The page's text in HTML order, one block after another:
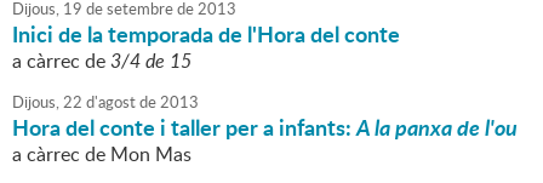
Dijous, 19 desetembrede2013
Inici de la temporada de l'Hora del conte
a càrrec de3/4 de 15
Dijous,22 d'agostde2013
Hora del conte i taller per a infants:A la panxa de l'ou
a càrrec de Mon Mas